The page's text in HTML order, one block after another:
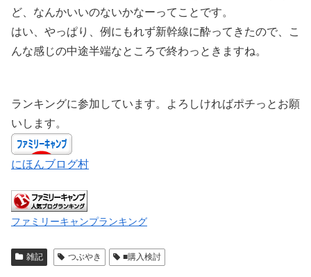
ど、なんかいいのないかなーってことです。
はい、やっぱり、例にもれず新幹線に酔ってきたので、こ
んな感じの中途半端なところで終わっときますね。
ランキングに参加しています。よろしければポチっとお願
いします。
にほんブログ村
ファミリーキャンプランキング
雑記 つぶやき ■購入検討